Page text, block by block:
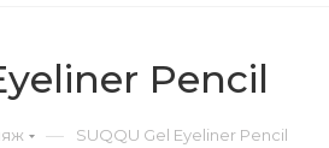
Pencil
— SUQQU Gel Eyeliner Pencil